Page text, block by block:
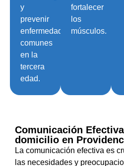
y
prevenir
enfermedades
comunes
en la
tercera
edad.
fortalecer
los
músculos.
Comunicación
domicilio en
La comunicación efectiva es
las necesidades y